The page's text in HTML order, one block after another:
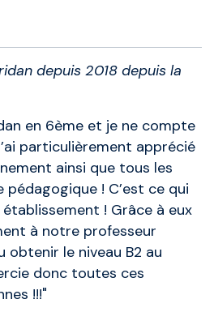
depuis 2018 depuis la
en 6ème et je ne compte
particulièrement apprécié
ainsi que tous les
pédagogique ! C’est ce qui
! Grâce à eux
à notre professeur
obtenir le niveau B2 au
donc toutes ces
!!!"